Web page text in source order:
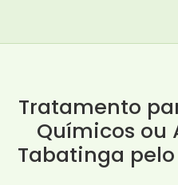
Tratamento
Químicos ou
Tabatinga